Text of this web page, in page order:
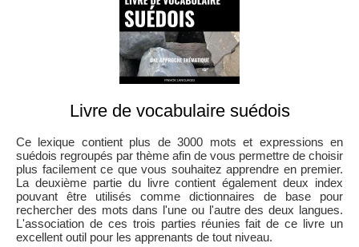
Livre de vocabulaire suédois
Ce lexique contient plus de 3000 mots et expressions en
suédois regroupés par thème afin de vous permettre de choisir
plus facilement ce que vous souhaitez apprendre en premier.
La deuxième partie du livre contient également deux index
pouvant être utilisés comme dictionnaires de base pour
rechercher des mots dans l'une ou l'autre des deux langues.
L'association de ces trois parties réunies fait de ce livre un
excellent outil pour les apprenants de tout niveau.